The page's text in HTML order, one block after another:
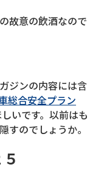
故意の飲酒なので
ジンの内容には含
総合安全プラン
いです。以前はも
すのでしょうか。